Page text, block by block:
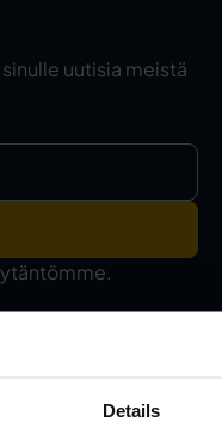
Details
uutisia meistä